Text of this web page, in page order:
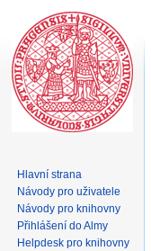
Hlavní strana
Návody pro uživatele
Návody pro knihovny
Přihlášení do Almy
Helpdesk pro knihovny